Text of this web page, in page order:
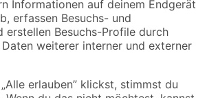
Versandarten